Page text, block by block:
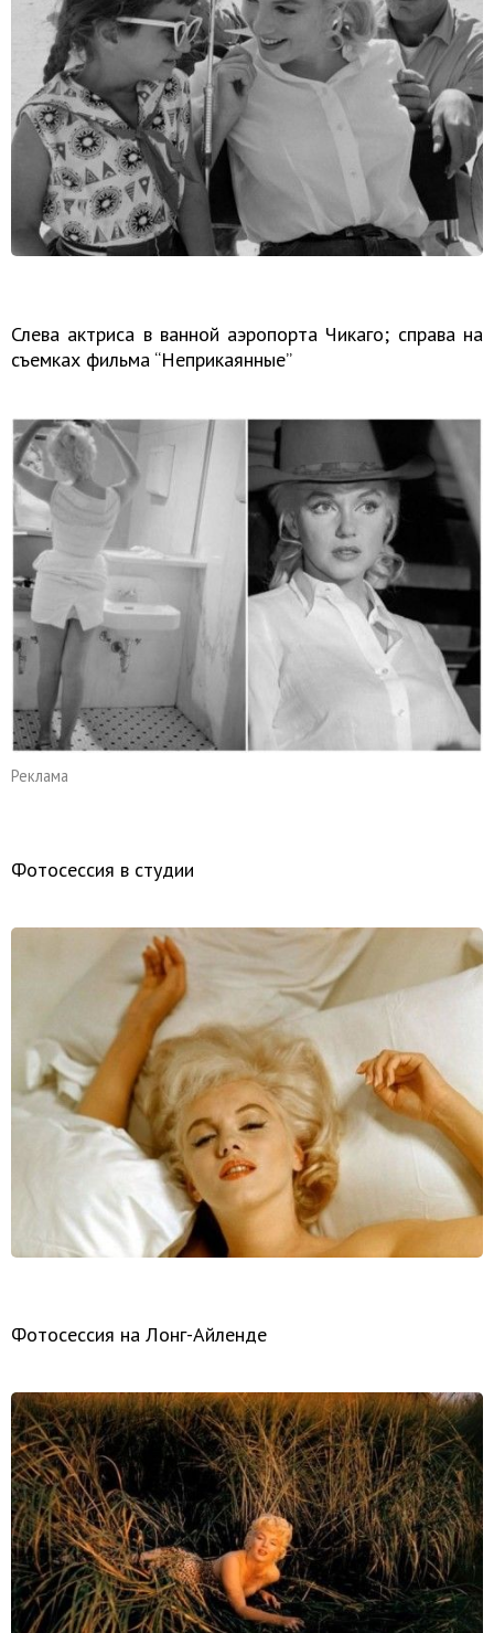
Слева актриса в ванной аэропорта Чикаго; справа на
съемках фильма “Неприкаянные”
Реклама
Фотосессия в студии
Фотосессия на Лонг-Айленде